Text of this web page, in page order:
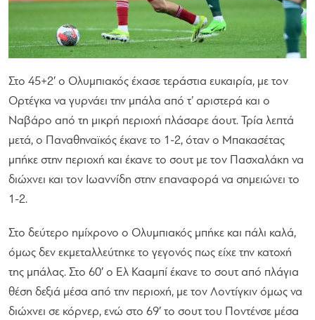
Στο 45+2′ ο Ολυμπιακός έχασε τεράστια ευκαιρία, με τον
Ορτέγκα να γυρνάει την μπάλα από τ’ αριστερά και ο
Ναβάρο από τη μικρή περιοχή πλάσαρε άουτ. Τρία λεπτά
μετά, ο Παναθηναϊκός έκανε το 1-2, όταν ο Μπακασέτας
μπήκε στην περιοχή και έκανε το σουτ με τον Πασχαλάκη να
διώχνει και τον Ιωαννίδη στην επαναφορά να σημειώνει το
1-2.
Στο δεύτερο ημίχρονο ο Ολυμπιακός μπήκε και πάλι καλά,
όμως δεν εκμεταλλεύτηκε το γεγονός πως είχε την κατοχή
της μπάλας. Στο 60′ ο Ελ Κααμπί έκανε το σουτ από πλάγια
θέση δεξιά μέσα από την περιοχή, με τον Λοντίγκιν όμως να
διώχνει σε κόρνερ, ενώ στο 69′ το σουτ του Ποντένσε μέσα